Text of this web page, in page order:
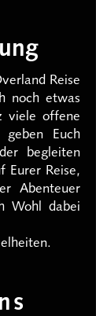
Reise
noch etwas
viele offene
Euch
begleiten
Eurer Reise,
Abenteuer
Wohl dabei